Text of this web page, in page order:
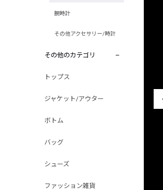
腕時計
その他アクセサリー/時計
その他のカテゴリ
トップス
ジャケット/アウター
ボトム
バッグ
シューズ
ファッション雑貨